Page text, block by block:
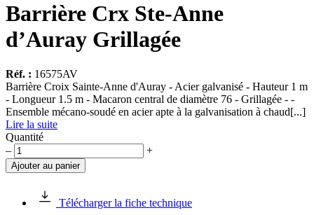
Barrière Crx Ste-Anne
d’Auray Grillagée
Réf. : 16575AV
Barrière Croix Sainte-Anne d'Auray - Acier galvanisé - Hauteur 1 m
- Longueur 1.5 m - Macaron central de diamètre 76 - Grillagée - -
Ensemble mécano-soudé en acier apte à la galvanisation à chaud[...]
Lire la suite
Quantité
quantité
de
Barrière
– +
Ajouter au panier
Télécharger la fiche technique